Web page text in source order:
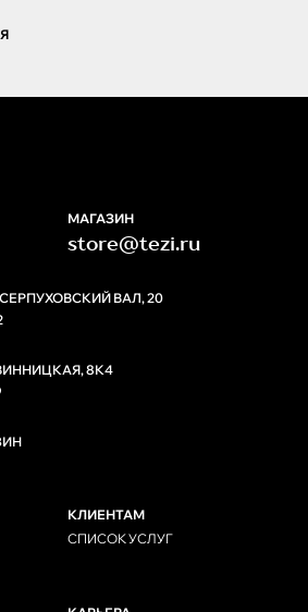
ВАЛ, 20
8К4
МАГАЗИН
store@tezi.ru
КЛИЕНТАМ
СПИСОК УСЛУГ